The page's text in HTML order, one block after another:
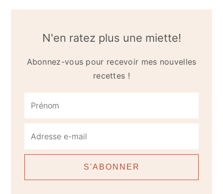
N'en ratez plus une miette!
Abonnez-vous pour recevoir mes nouvelles
recettes !